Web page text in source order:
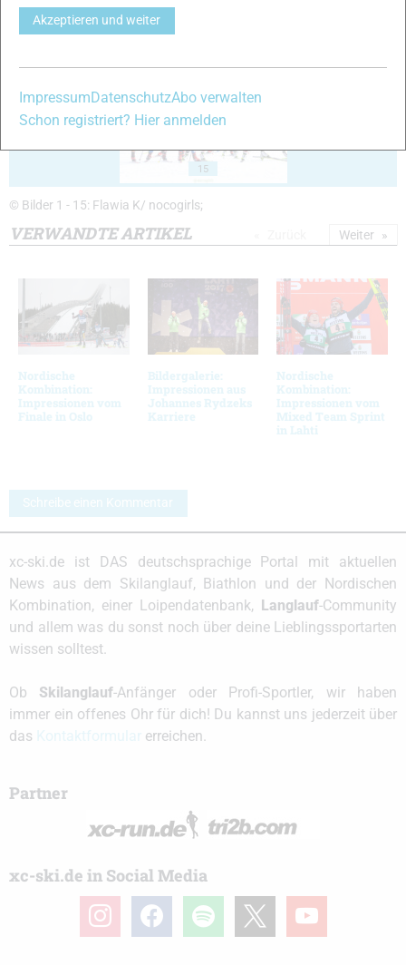
13
15
© Bilder 1 - 15: Flawia K/ nocogirls;
VERWANDTE ARTIKEL
Nordische
Kombination:
Impressionen vom
Finale in Oslo
Bildergalerie:
Impressionen aus
Johannes Rydzeks
Karriere
Nordische
Kombination:
Impressionen vom
Mixed Team Sprint
in Lahti
Weiter
Schreibe einen Kommentar
xc-ski.de ist DAS deutschsprachige Portal mit aktuellen
News aus dem Skilanglauf, Biathlon und der Nordischen
Kombination, einer Loipendatenbank,
Langlauf-Community
und allem was du sonst noch über deine Lieblingssportarten
wissen solltest.
Ob Skilanglauf-Anfänger oder Profi-Sportler, wir haben
immer ein offenes Ohr für dich! Du kannst uns jederzeit über
das
erreichen.
Partner
xc-ski.de in Social Media
instagramfacebook spotify youtube
Akzeptieren und weiter
Impressum DatenschutzAbo verwalten
Schon registriert? Hier anmelden